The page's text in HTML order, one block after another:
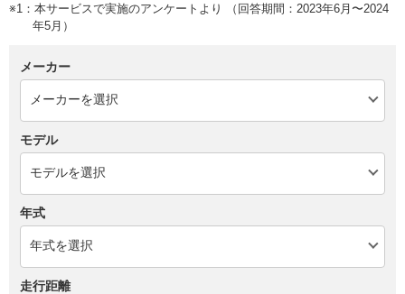
※1：本サービスで実施のアンケートより （回答期間：2023年6月〜2024
年5月）
メーカー
モデル
年式
走行距離